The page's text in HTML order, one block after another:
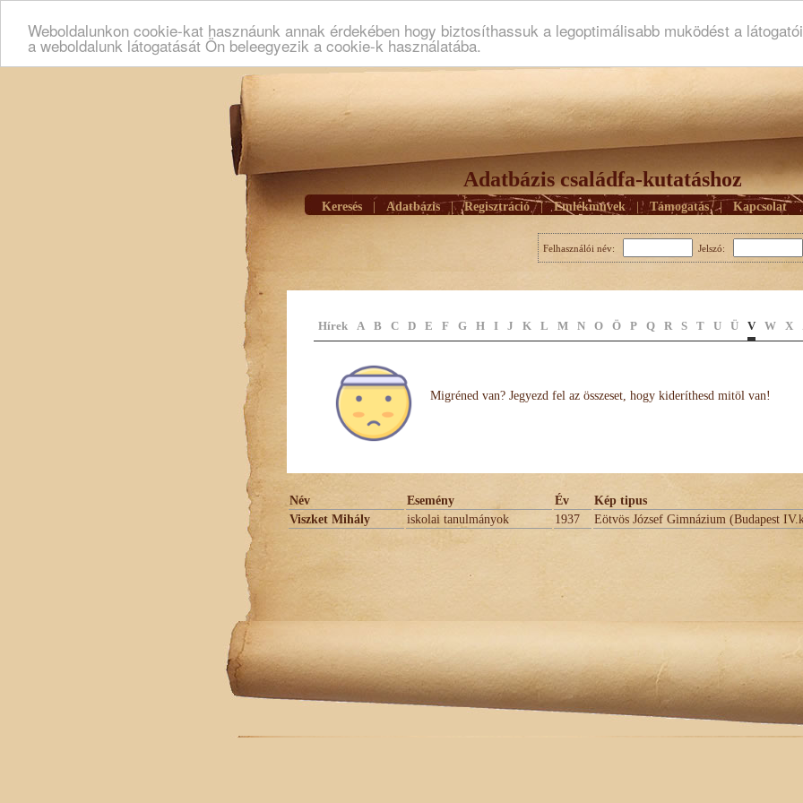
Weboldalunkon cookie-kat hasznáunk annak érdekében hogy biztosíthassuk a legoptimálisabb muködést a
a weboldalunk látogatását Ön beleegyezik a cookie-k használatába.
Adatbázis családfa-kutatáshoz
Keresés Adatbázis | Regisztráció | Emlékmûvek | Támogatás | Kapcsolat
Felhasználói név: Jelszó:
Hírek A B C D E F G H I J K L M N O Ö P Q R S T U Ü V W X
Migréned van? Jegyezd fel az összeset, hogy kideríthesd mitöl van!
Név Esemény Év
Kép tipus
Viszket Mihály
iskolai tanulmányok 1937 Eötvös József Gimnázium (Budapest